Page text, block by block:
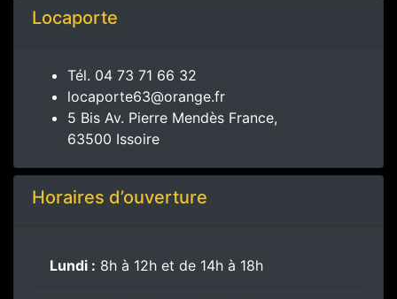
Locaporte
Tél. 04 73 71 66 32
locaporte63@orange.fr
5 Bis Av. Pierre Mendès France,
63500 Issoire
Horaires d’ouverture
Lundi : 8h à 12h et de 14h à 18h